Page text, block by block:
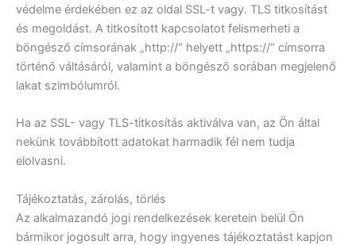
védelme érdekében ez az oldal SSL-t vagy. TLS titkosítást
és megoldást. A titkosított kapcsolatot felismerheti a
böngésző címsorának „http://“ helyett „https://“ címsorra
történő váltásáról, valamint a böngésző sorában megjelenő
lakat szimbólumról.
Ha az SSL- vagy TLS-titkosítás aktiválva van, az Ön által
nekünk továbbított adatokat harmadik fél nem tudja
elolvasni.
Tájékoztatás, zárolás, törlés
Az alkalmazandó jogi rendelkezések keretein belül Ön
bármikor jogosult arra, hogy ingyenes tájékoztatást kapjon